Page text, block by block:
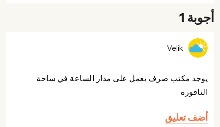
أجوبة 1
Velik
يوجد مكتب صرف يعمل على مدار الساعة في ساحة
النافورة
أضف تعليق